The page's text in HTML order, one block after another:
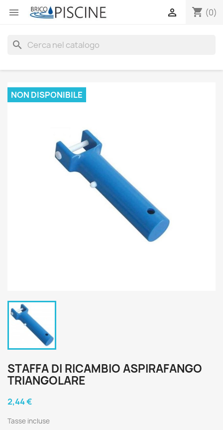
 shopping_cart (0)

search
NON DISPONIBILE
STAFFA DI RICAMBIO ASPIRAFANGO
TRIANGOLARE
2,44 €
Tasse incluse